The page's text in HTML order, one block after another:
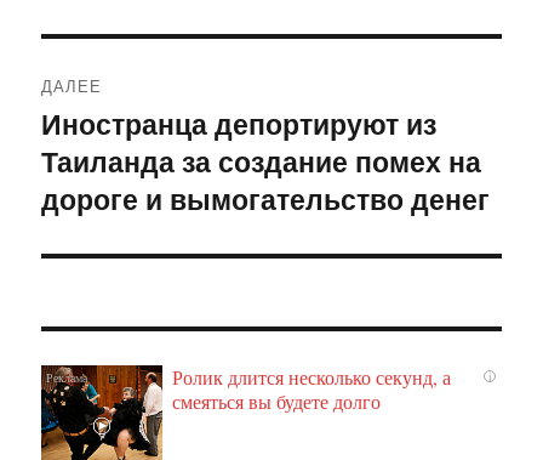
ДАЛЕЕ
Следующая
запись:
Иностранца депортируют из
Таиланда за создание помех на
дороге и вымогательство денег
i
Ролик длится несколько секунд, а
смеяться вы будете долго